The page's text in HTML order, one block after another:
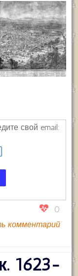
свой email:
0
комментарий
1623-